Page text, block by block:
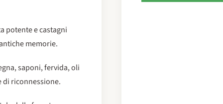
potente e castagni
memorie.
saponi, fervida, oli
di riconnessione.